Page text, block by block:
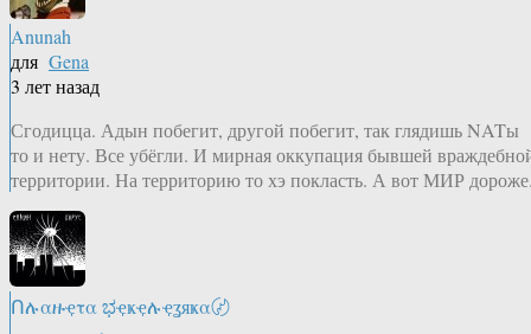
Anunah
для Gena
3 лет назад
Сгодицца. Адын побегит, другой побегит, так глядишь NATы
то и нету. Все убёгли. И мирная оккупация бывшей
территории. На территорию то хэ покласть. А вот МИР
Ոሉαዙҿτα ಭҿҝҿሉҿʓяҝα〄